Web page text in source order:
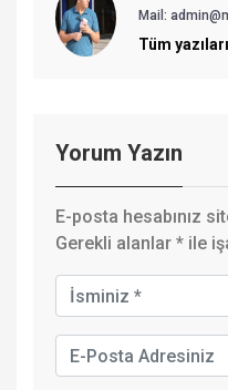
Mail:
Tüm yazıları
Yorum Yazın
E-posta hesabınız
Gerekli alanlar * ile